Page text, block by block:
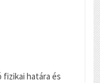
fizikai határa és